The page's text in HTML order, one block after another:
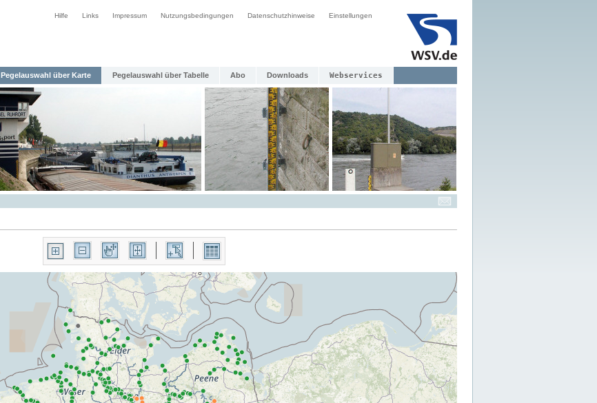
Hilfe Links Impressum Nutzungsbedingungen Datenschutzhinweise Einstellungen
Pegelauswahl über Karte Pegelauswahl über Tabelle Abo Downloads Webservices